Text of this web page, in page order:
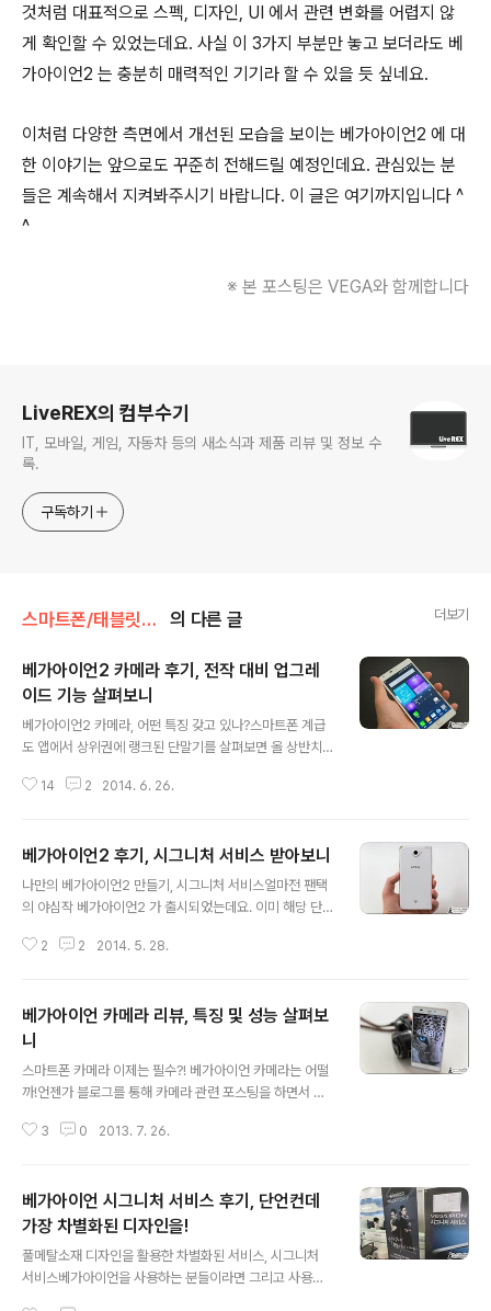
것처럼 대표적으로 스펙, 디자인, UI 에서 관련 변화를 어렵지 않
게 확인할 수 있었는데요. 사실 이 3가지 부분만 놓고 보더라도 베
가아이언2 는 충분히 매력적인 기기라 할 수 있을 듯 싶네요.
이처럼 다양한 측면에서 개선된 모습을 보이는 베가아이언2 에 대
한 이야기는 앞으로도 꾸준히 전해드릴 예정인데요. 관심있는 분
들은 계속해서 지켜봐주시기 바랍니다. 이 글은 여기까지입니다 ^
^
※ 본 포스팅은 VEGA와 함께합니다
LiveREX의 컴부수기
IT, 모바일, 게임, 자동차 등의 새소식과 제품 리뷰 및 정보 수
록.
구독하기
스마트폰/태블릿PC/웨어러블 리뷰/> 베가아이언1~2 의 다른 글 더보기
베가아이언2 카메라 후기, 전작 대비 업그레
이드 기능 살펴보니
베가아이언2 카메라, 어떤 특징 갖고 있나?스마트폰 계급
도 앱에서 상위권에 랭크된 단말기를 살펴보면 올 상반치
로 팬택에서 출시한 '베가아이언2' 입니다. 이전에도 소개
을 이뤄낸 모습인데요. 베가아이언 대비 업그레이드 된 대
표적인 기능으로 '카메라' 를 꼽을 수 있습니다. 화소수는
동일하지만 F/2.0 밝은 렌즈와 OIS 기능이 더해진 것이 눈
습을 보이는지, 그리고 어떤 부분에서 업그레이드가 되었
14 2 2014. 6. 26.
베가아이언2 후기, 시그니처 서비스 받아보니
나만의 베가아이언2 만들기, 시그니처 서비스얼마전 팬택
의 야심작 베가아이언2 가 출시되었는데요. 이미 해당 단
있죠? 참고 - 베가아이언2 스펙/디자인 첫 인상, 베가아이
성되어 있고, 수작업으로 완성된 엔들리스 메탈과 정교한
가공으로 만들어진 다이아몬드 커팅과 L자형 엣지 스피커
가 특징적입니다. 개인적으로 지금까지 팬택에서 출시한
스마트폰 중 가장 인상적인 느낌을 받았는데요. 직접 사용
대한 자세한 후기는 차츰 소개하는 것으로 하고 본문에서
2 2 2014. 5. 28.
베가아이언 카메라 리뷰, 특징 및 성능 살펴보
니
스마트폰 카메라 이제는 필수?! 베가아이언 카메라는 어떨
까!언젠가 블로그를 통해 카메라 관련 포스팅을 하면서 이
어필이 되는 가장 큰 이유는 성능과 관련된 부분보다도 언
이런 점이 부각되면서 스마트폰 카메라에 대한 관심이 더
욱 커지게 되었고, 이제는 성능면에 있어서도 왠만한 카메
라에 비준한 정도가 되었습니다. 화소수가 성능의 전부는
아니지만 얼마전 발표된 루미아 1020 을 보면 4100만 화
3 0 2013. 7. 26.
베가아이언 시그니처 서비스 후기, 단언컨데
가장 차별화된 디자인을!
풀메탈소재 디자인을 활용한 차별화된 서비스, 시그니처
서비스베가아이언을 사용하는 분들이라면 그리고 사용하